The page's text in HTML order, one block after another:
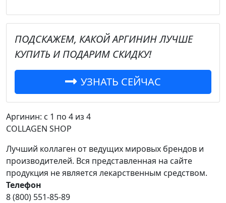
ПОДСКАЖЕМ, КАКОЙАРГИНИНЛУЧШЕ
КУПИТЬ И ПОДАРИМ СКИДКУ!
УЗНАТЬ СЕЙЧАС
Аргинин: с 1 по 4 из 4
COLLAGEN SHOP
Лучший коллаген от ведущих мировых брендов и
производителей. Вся представленная на сайте
продукция не является лекарственным средством.
Телефон
8 (800) 551-85-89